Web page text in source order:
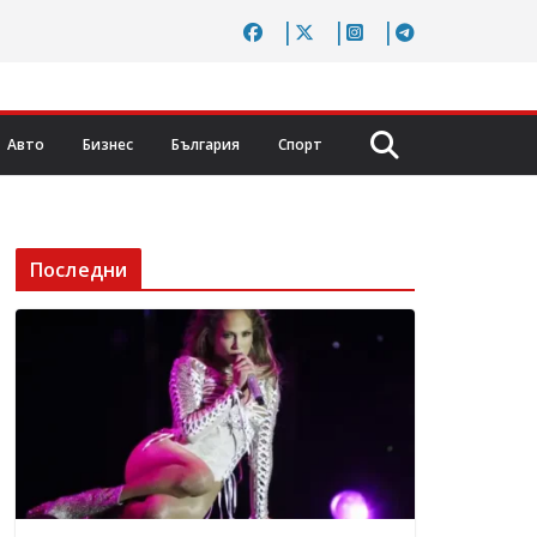
Авто Бизнес България Спорт
Последни